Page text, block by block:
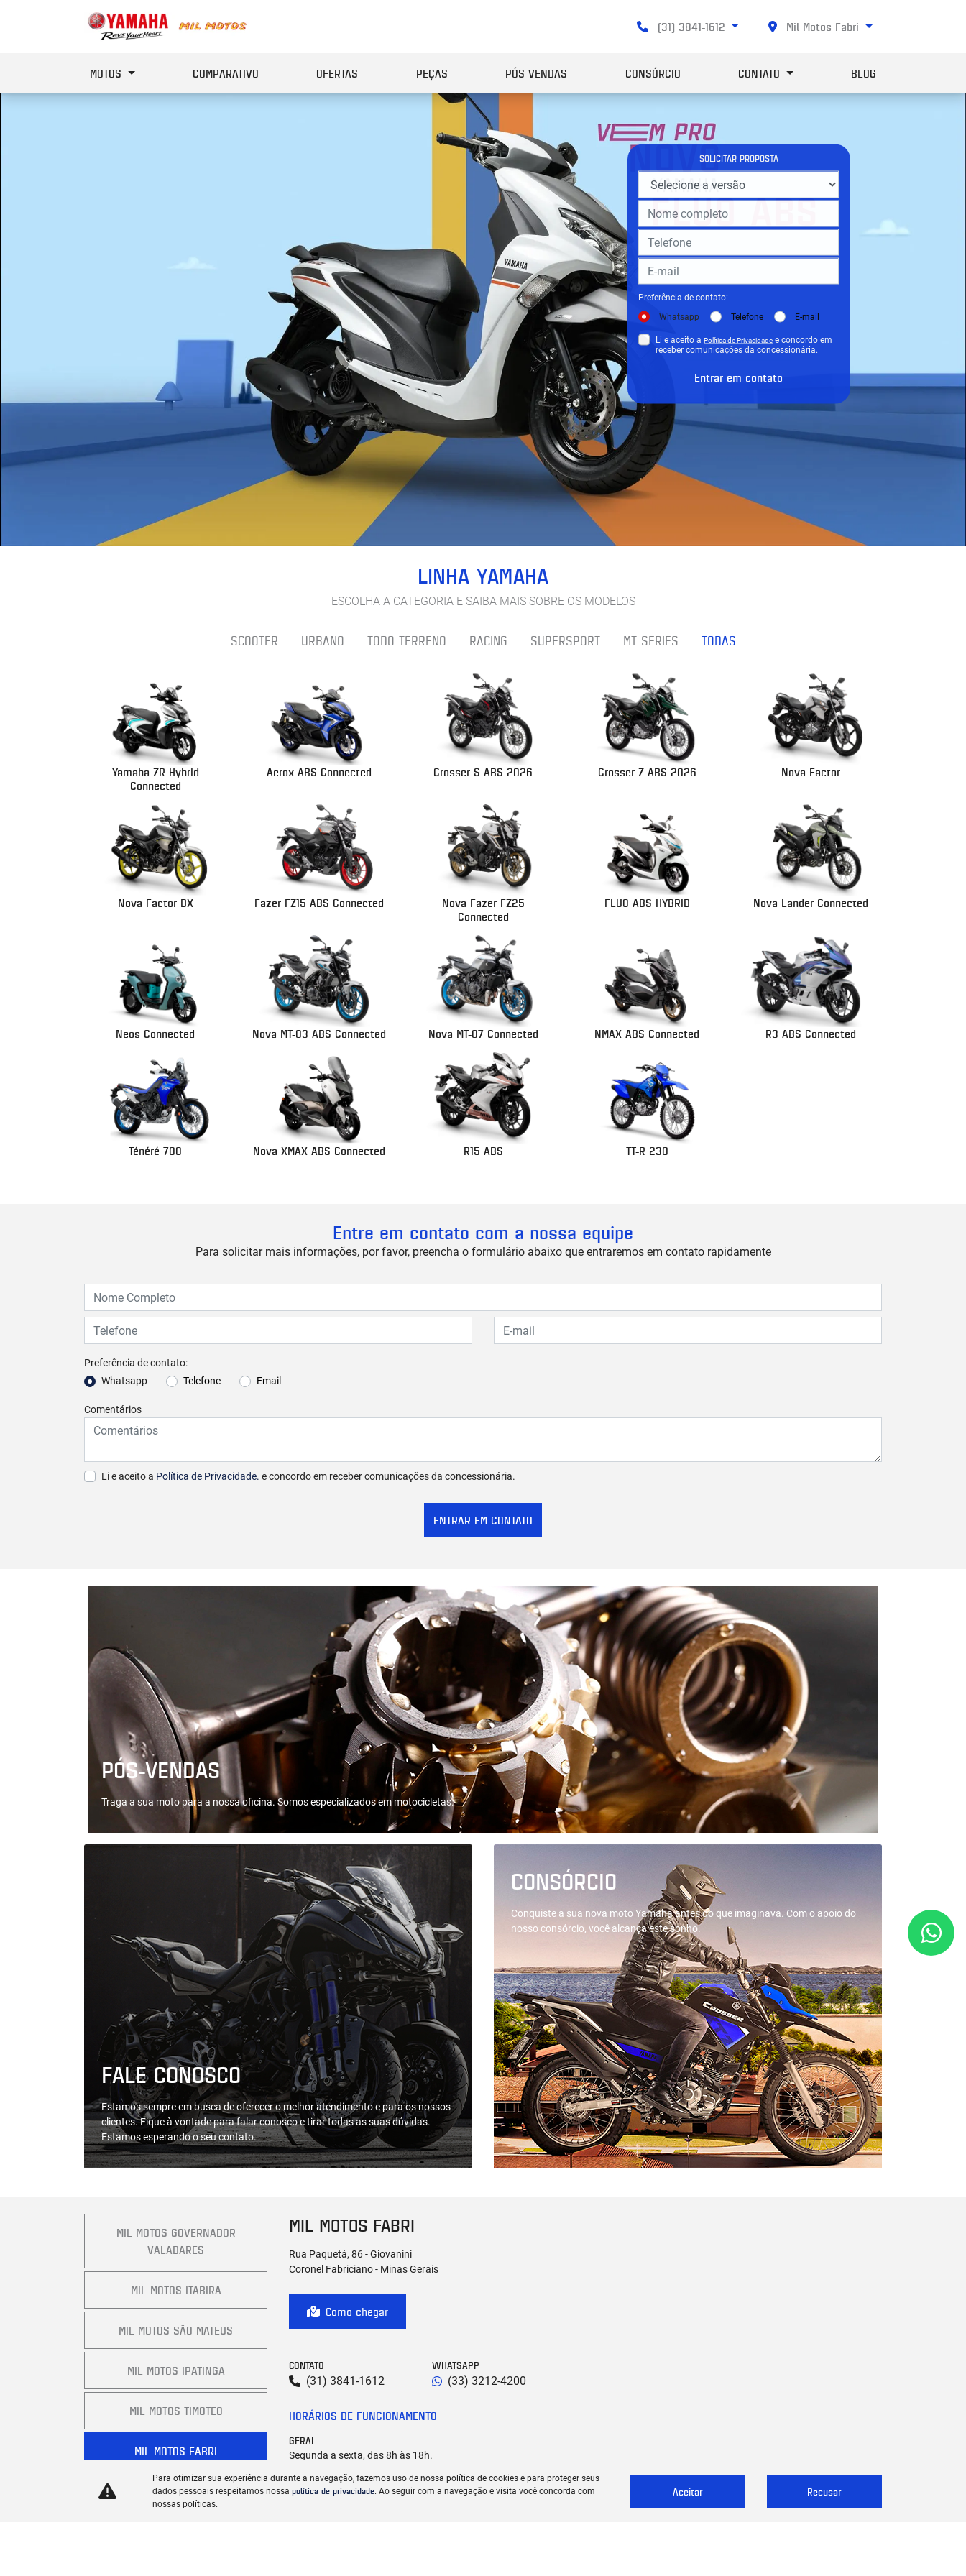
(31) 3841-1612 Mil Motos Fabri
MOTOS COMPARATIVO OFERTAS PEÇAS PÓS-VENDAS CONSÓRCIO CONTATO BLOG
SOLICITAR PROPOSTA
Preferência de contato:
Whatsapp
Telefone E-mail
Li e aceito aPolítica de Privacidade e concordo em
receber comunicações da concessionária.
Entrar em contato
LINHA YAMAHA
ESCOLHA A CATEGORIA E SAIBA MAIS SOBRE OS MODELOS
TODAS
SCOOTER URBANO TODO TERRENO RACING SUPERSPORT MT SERIES
Yamaha ZR Hybrid
Connected
Aerox ABS Connected Crosser S ABS 2026 Crosser Z ABS 2026 Nova Factor
Nova Factor DX Fazer FZ15 ABS Connected
Nova Fazer FZ25
Connected
FLUO ABS HYBRID Nova Lander Connected
Neos Connected Nova MT-03 ABS Connected Nova MT-07 Connected NMAX ABS Connected R3 ABS Connected
Ténéré 700 Nova XMAX ABS Connected R15 ABS TT-R 230
Entre em contato com a nossa equipe
Para solicitar mais informações, por favor, preencha o formulário abaixo que entraremos em contato rapidamente
Preferência de contato:
Whatsapp
Telefone Email
Comentários
Li e aceito a Política de Privacidade. e concordo em receber comunicações da concessionária.
ENTRAR EM CONTATO
PÓS-VENDAS
Traga a sua moto para a nossa oficina. Somos especializados em motocicletas.
FALE CONOSCO
Estamos sempre em busca de oferecer o melhor atendimento e para os nossos
clientes. Fique à vontade para falar conosco e tirar todas as suas dúvidas.
Estamos esperando o seu contato.
CONSÓRCIO
Conquiste a sua nova moto Yamaha antes do que imaginava. Com o apoio do
nosso consórcio, você alcança este sonho.
MIL MOTOS GOVERNADOR
VALADARES
MIL MOTOS ITABIRA
MIL MOTOS SÃO MATEUS
MIL MOTOS IPATINGA
MIL MOTOS TIMOTEO
MIL MOTOS FABRI
MIL MOTOS FABRI
Rua Paquetá, 86 - Giovanini
Coronel Fabriciano - Minas Gerais
Como chegar
CONTATO
(31) 3841-1612
WHATSAPP
(33) 3212-4200
HORÁRIOS DE FUNCIONAMENTO
GERAL
Segunda a sexta, das 8h às 18h.
Para otimizar sua experiência durante a navegação, fazemos uso de nossa política de cookies e para proteger seus
dados pessoais respeitamos nossa política de privacidade. Ao seguir com a navegação e visita você concorda com
nossas políticas.
Aceitar Recusar